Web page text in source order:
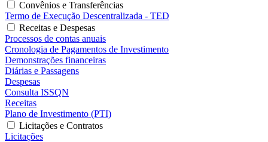
Convênios e Transferências
Termo de Execução Descentralizada - TED
Receitas e Despesas
Processos de contas anuais
Cronologia de Pagamentos de Investimento
Demonstrações financeiras
Diárias e Passagens
Despesas
Consulta ISSQN
Receitas
Plano de Investimento (PTI)
Licitações e Contratos
Licitações